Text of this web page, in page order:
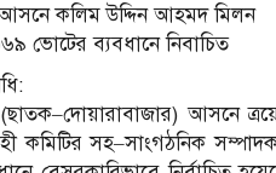
কলিম উদ্দিন আহমদ মিলন
ভোটের ব্যবধানে নিবা‌চিত
আসনে
কমিটির সহ–সাংগঠনিক